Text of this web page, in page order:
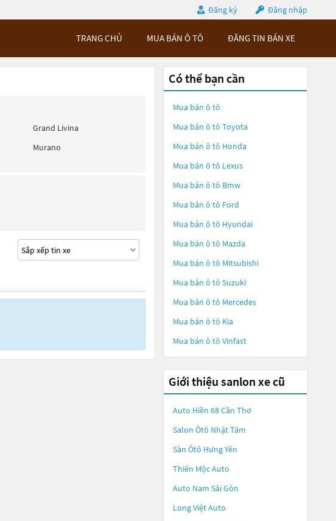
Đăng ký Đăng nhập
TRANG CHỦ MUA BÁN Ô TÔ ĐĂNG TIN BÁN XE
Grand Livina
Murano
Có thể bạn cần
Mua bán ô tô
Mua bán ô tô Toyota
Mua bán ô tô Honda
Mua bán ô tô Lexus
Mua bán ô tô Bmw
Mua bán ô tô Ford
Mua bán ô tô Hyundai
Mua bán ô tô Mazda
Mua bán ô tô Mitsubishi
Mua bán ô tô Suzuki
Mua bán ô tô Mercedes
Mua bán ô tô Kia
Mua bán ô tô Vinfast
Giới thiệu sanlon xe cũ
Auto Hiền 68 Cần Thơ
Salon Ôtô Nhật Tâm
Sàn Ôtô Hưng Yên
Thiên Mộc Auto
Auto Nam Sài Gòn
Long Việt Auto